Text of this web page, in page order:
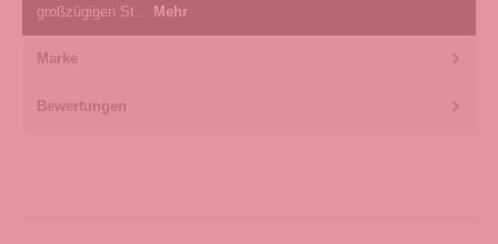
großzügigen St…
Mehr
Marke
Bewertungen